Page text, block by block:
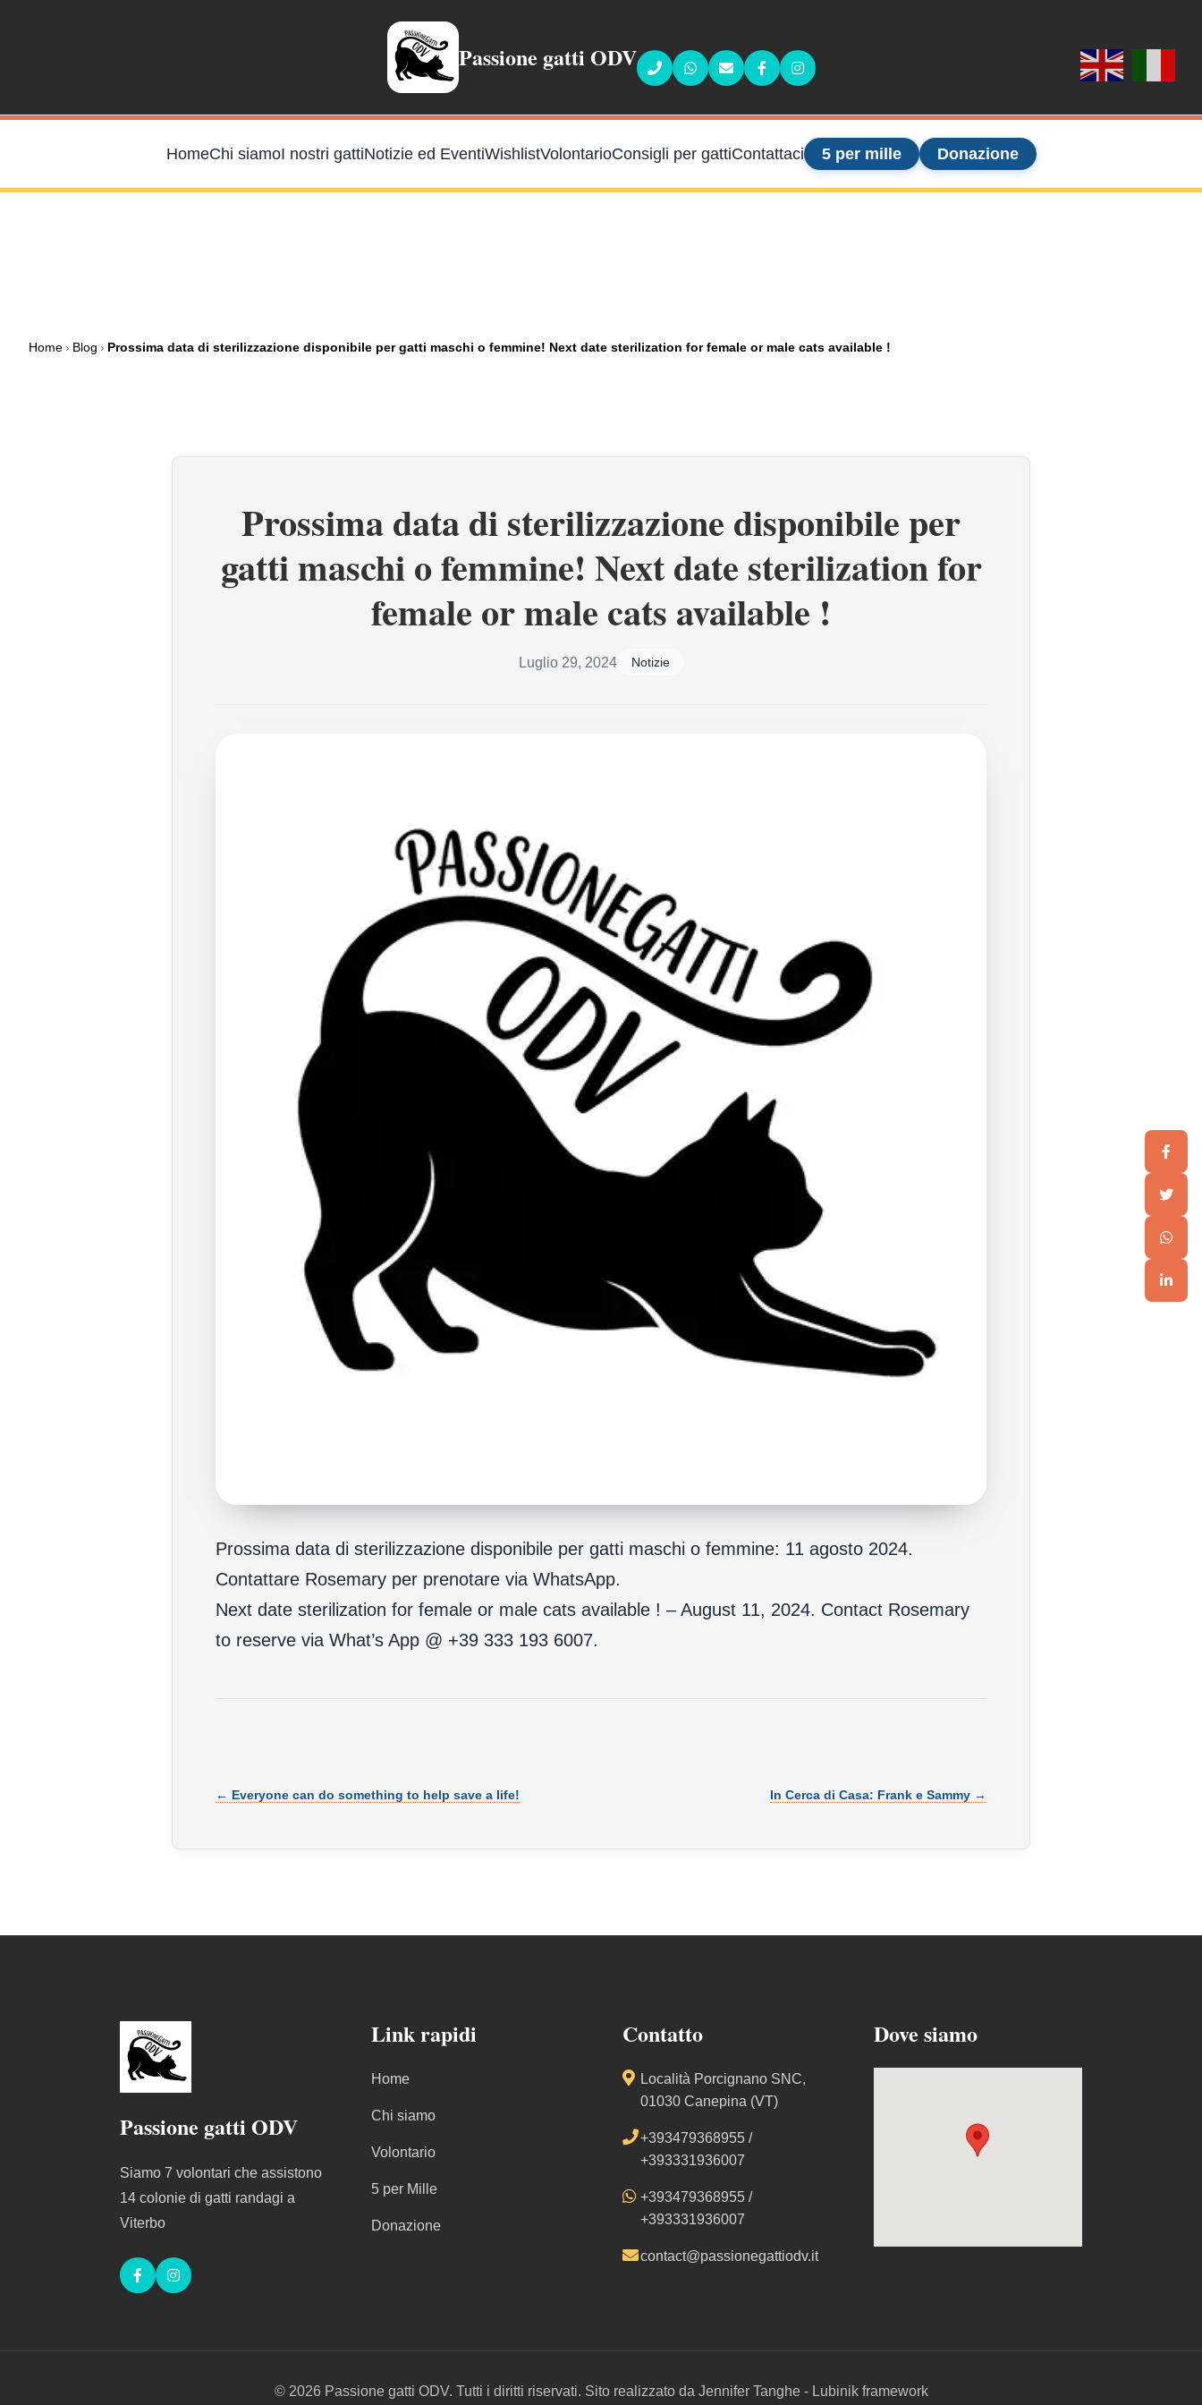
Passione gatti ODV
FacebookInstagram
HomeChi siamoI nostri gattiNotizie ed EventiWishlistVolontarioConsigli per gattiContattaci 5 per mille Donazione
Home › Blog › Prossima data di sterilizzazione disponibile per gatti maschi o femmine! Next date sterilization for female or male cats available !
Prossima data di sterilizzazione disponibile per
gatti maschi o femmine! Next date sterilization for
female or male cats available !
Luglio 29, 2024 Notizie
Prossima data di sterilizzazione disponibile per gatti maschi o femmine: 11 agosto 2024.
Contattare Rosemary per prenotare via WhatsApp.
Next date sterilization for female or male cats available ! – August 11, 2024. Contact Rosemary
to reserve via What’s App @ +39 333 193 6007.
← Everyone can do something to help save a life! In Cerca di Casa: Frank e Sammy →
Passione gatti ODV
Siamo 7 volontari che assistono
14 colonie di gatti randagi a
Viterbo
FacebookInstagram
Link rapidi
Home
Chi siamo
Volontario
5 per Mille
Donazione
Contatto
Località Porcignano SNC,
01030 Canepina (VT)
+393479368955 /
+393331936007
+393479368955 /
+393331936007
contact@passionegattiodv.it
Dove siamo
© 2026 Passione gatti ODV. Tutti i diritti riservati. Sito realizzato da Jennifer Tanghe- Lubinik framework